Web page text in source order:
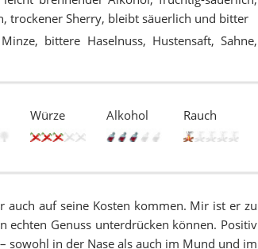
trockener Sherry, bleibt säuerlich und bitter
bittere Haselnuss, Hustensaft, Sahne,
Würze Alkohol Rauch
auch auf seine Kosten kommen. Mir ist er zu
echten Genuss unterdrücken können. Positiv
sowohl in der Nase als auch im Mund und im